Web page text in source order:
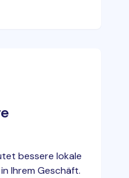
bessere lokale
Ihrem Geschäft.